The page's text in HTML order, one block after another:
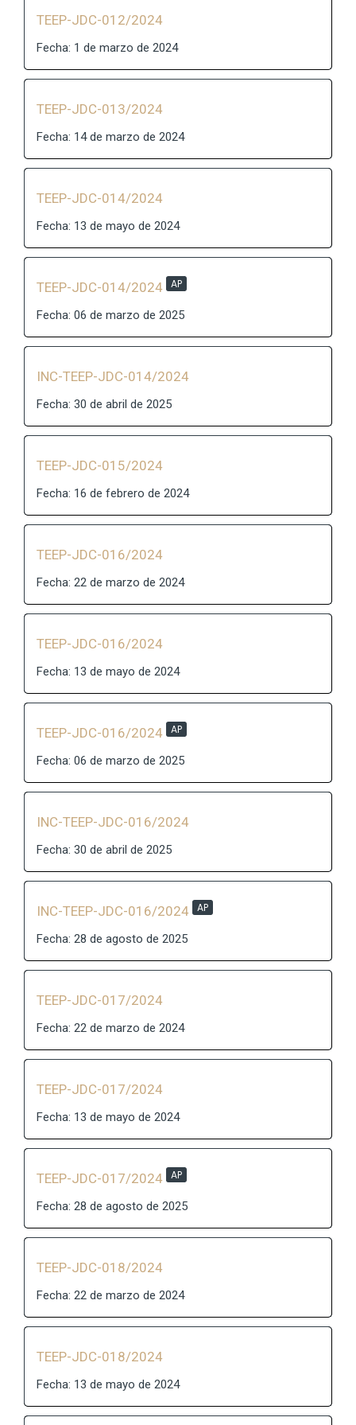
TEEP-JDC-012/2024
Fecha: 1 de marzo de 2024
TEEP-JDC-013/2024
Fecha: 14 de marzo de 2024
TEEP-JDC-014/2024
Fecha: 13 de mayo de 2024
TEEP-JDC-014/2024 AP
Fecha: 06 de marzo de 2025
INC-TEEP-JDC-014/2024
Fecha: 30 de abril de 2025
TEEP-JDC-015/2024
Fecha: 16 de febrero de 2024
TEEP-JDC-016/2024
Fecha: 22 de marzo de 2024
TEEP-JDC-016/2024
Fecha: 13 de mayo de 2024
TEEP-JDC-016/2024 AP
Fecha: 06 de marzo de 2025
INC-TEEP-JDC-016/2024
Fecha: 30 de abril de 2025
INC-TEEP-JDC-016/2024 AP
Fecha: 28 de agosto de 2025
TEEP-JDC-017/2024
Fecha: 22 de marzo de 2024
TEEP-JDC-017/2024
Fecha: 13 de mayo de 2024
TEEP-JDC-017/2024 AP
Fecha: 28 de agosto de 2025
TEEP-JDC-018/2024
Fecha: 22 de marzo de 2024
TEEP-JDC-018/2024
Fecha: 13 de mayo de 2024